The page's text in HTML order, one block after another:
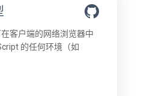
客户端的网络浏览器中
的任何环境（如